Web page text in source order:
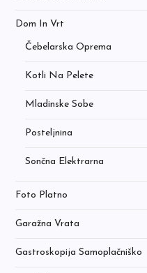
Dom In Vrt
Čebelarska Oprema
Kotli Na Pelete
Mladinske Sobe
Posteljnina
Sončna Elektrarna
Foto Platno
Garažna Vrata
Gastroskopija Samoplačniško